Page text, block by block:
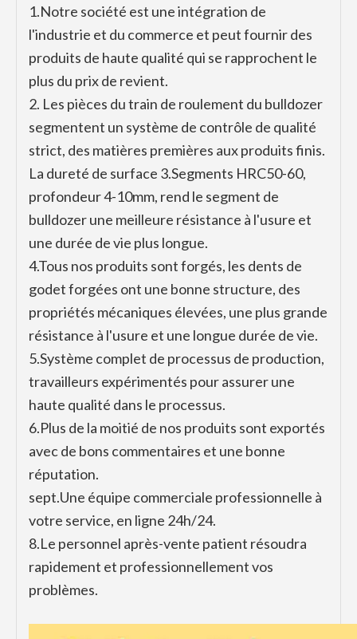
1.Notre société est une intégration de
l'industrie et du commerce et peut fournir des
produits de haute qualité qui se rapprochent le
plus du prix de revient.
2. Les pièces du train de roulement du bulldozer
segmentent un système de contrôle de qualité
strict, des matières premières aux produits finis.
La dureté de surface 3.Segments HRC50-60,
profondeur 4-10mm, rend le segment de
bulldozer une meilleure résistance à l'usure et
une durée de vie plus longue.
4.Tous nos produits sont forgés, les dents de
godet forgées ont une bonne structure, des
propriétés mécaniques élevées, une plus grande
résistance à l'usure et une longue durée de vie.
5.Système complet de processus de production,
travailleurs expérimentés pour assurer une
haute qualité dans le processus.
6.Plus de la moitié de nos produits sont exportés
avec de bons commentaires et une bonne
réputation.
sept.Une équipe commerciale professionnelle à
votre service, en ligne 24h/24.
8.Le personnel après-vente patient résoudra
rapidement et professionnellement vos
problèmes.